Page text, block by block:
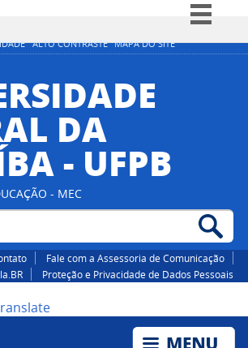
ALTO CONTRASTE MAPA DO SITE
Simplifique!
Participe
Acesso à informação
Canais
DA
- UFPB
- MEC
Fale com a Assessoria de Comunicação
Proteção e Privacidade de Dados Pessoais